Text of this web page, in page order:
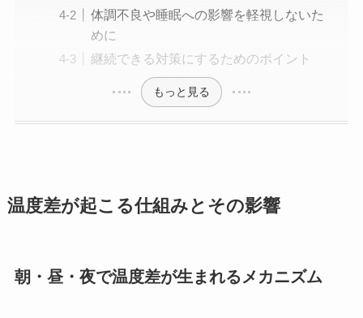
体調不良や睡眠への影響を軽視しないた
めに
継続できる対策にするためのポイント
もっと見る
温度差が起こる仕組みとその影響
朝・昼・夜で温度差が生まれるメカニズム